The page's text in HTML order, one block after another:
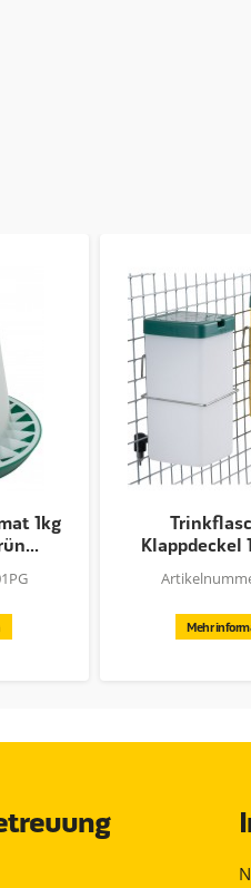
1kg
Klappdeckel
Mehr